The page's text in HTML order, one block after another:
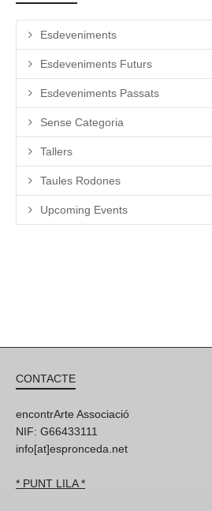
Esdeveniments
Esdeveniments Futurs
Esdeveniments Passats
Sense Categoria
Tallers
Taules Rodones
Upcoming Events
CONTACTE
encontrArte Associació
NIF: G66433111
info[at]espronceda.net
* PUNT LILA *